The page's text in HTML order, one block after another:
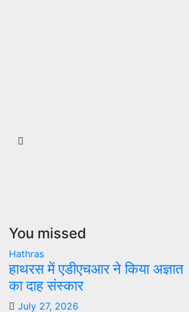
You missed
Hathras
हाथरस में एडीएचआर ने किया अज्ञात
का दाह संस्कार
July 27, 2026